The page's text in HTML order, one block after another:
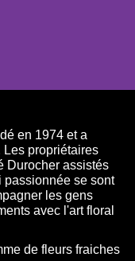
en 1974 et a
Les propriétaires
Durocher assistés
passionnée se sont
les gens
avec l'art floral
de fleurs fraiches